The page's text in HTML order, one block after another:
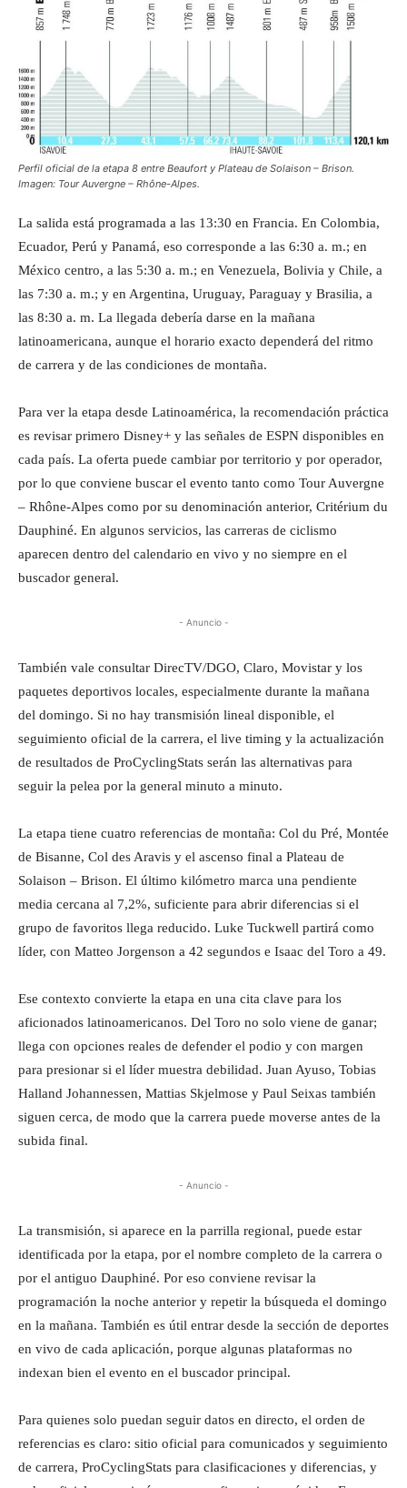
Perfil oficial de la etapa 8 entre Beaufort y Plateau de Solaison – Brison.
Imagen: Tour Auvergne – Rhône-Alpes.
La salida está programada a las 13:30 en Francia. En Colombia,
Ecuador, Perú y Panamá, eso corresponde a las 6:30 a. m.; en
México centro, a las 5:30 a. m.; en Venezuela, Bolivia y Chile, a
las 7:30 a. m.; y en Argentina, Uruguay, Paraguay y Brasilia, a
las 8:30 a. m. La llegada debería darse en la mañana
latinoamericana, aunque el horario exacto dependerá del ritmo
de carrera y de las condiciones de montaña.
Para ver la etapa desde Latinoamérica, la recomendación práctica
es revisar primero Disney+ y las señales de ESPN disponibles en
cada país. La oferta puede cambiar por territorio y por operador,
por lo que conviene buscar el evento tanto como Tour Auvergne
– Rhône-Alpes como por su denominación anterior, Critérium du
Dauphiné. En algunos servicios, las carreras de ciclismo
aparecen dentro del calendario en vivo y no siempre en el
buscador general.
- Anuncio -
También vale consultar DirecTV/DGO, Claro, Movistar y los
paquetes deportivos locales, especialmente durante la mañana
del domingo. Si no hay transmisión lineal disponible, el
seguimiento oficial de la carrera, el live timing y la actualización
de resultados de ProCyclingStats serán las alternativas para
seguir la pelea por la general minuto a minuto.
La etapa tiene cuatro referencias de montaña: Col du Pré, Montée
de Bisanne, Col des Aravis y el ascenso final a Plateau de
Solaison – Brison. El último kilómetro marca una pendiente
media cercana al 7,2%, suficiente para abrir diferencias si el
grupo de favoritos llega reducido. Luke Tuckwell partirá como
líder, con Matteo Jorgenson a 42 segundos e Isaac del Toro a 49.
Ese contexto convierte la etapa en una cita clave para los
aficionados latinoamericanos. Del Toro no solo viene de ganar;
llega con opciones reales de defender el podio y con margen
para presionar si el líder muestra debilidad. Juan Ayuso, Tobias
Halland Johannessen, Mattias Skjelmose y Paul Seixas también
siguen cerca, de modo que la carrera puede moverse antes de la
subida final.
- Anuncio -
La transmisión, si aparece en la parrilla regional, puede estar
identificada por la etapa, por el nombre completo de la carrera o
por el antiguo Dauphiné. Por eso conviene revisar la
programación la noche anterior y repetir la búsqueda el domingo
en la mañana. También es útil entrar desde la sección de deportes
en vivo de cada aplicación, porque algunas plataformas no
indexan bien el evento en el buscador principal.
Para quienes solo puedan seguir datos en directo, el orden de
referencias es claro: sitio oficial para comunicados y seguimiento
de carrera, ProCyclingStats para clasificaciones y diferencias, y